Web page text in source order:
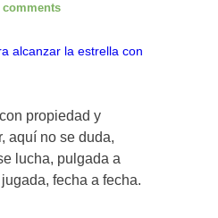
comments
propiedad y
aquí no se duda,
lucha, pulgada a
fecha a fecha.